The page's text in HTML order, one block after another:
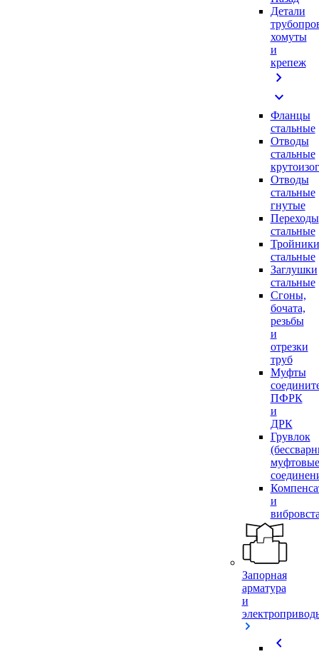
Детали
хомуты
и
крепеж
chevron_right
expand_more
Фланцы
стальные
Отводы
стальные
Отводы
стальные
гнутые
Переходы
стальные
Тройники
стальные
Заглушки
стальные
Сгоны,
бочата,
резьбы
и
отрезки
труб
Муфты
ПФРК
и
ДРК
Грувлок
муфтовые
и
Запорная
арматура
и
chevron_left